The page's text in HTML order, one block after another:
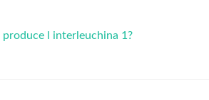
l interleuchina 1?